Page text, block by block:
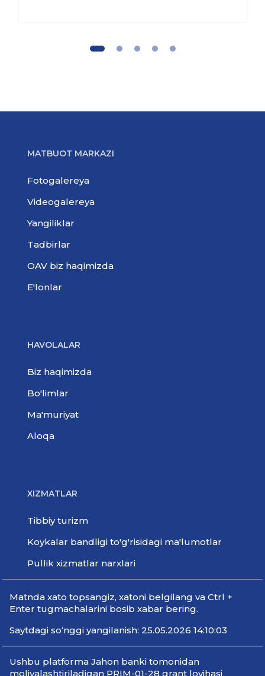
MATBUOT MARKAZI
Fotogalereya
Videogalereya
Yangiliklar
Tadbirlar
OAV biz haqimizda
E'lonlar
HAVOLALAR
Biz haqimizda
Bo'limlar
Ma'muriyat
Aloqa
XIZMATLAR
Tibbiy turizm
Koykalar bandligi to'g'risidagi ma'lumotlar
Pullik xizmatlar narxlari
Мatnda xato topsangiz, xatoni belgilang va Ctrl +
Enter tugmachalarini bosib xabar bering.
Saytdagi so‘nggi yangilanish: 25.05.2026 14:10:03
Ushbu platforma Jahon banki tomonidan
moliyalashtiriladigan PRIM-01-28 grant loyihasi